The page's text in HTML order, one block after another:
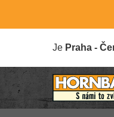
Je Praha -